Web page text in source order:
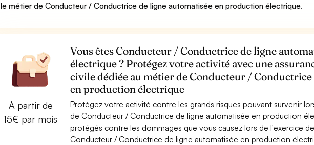
le métier de Conducteur / Conductrice de ligne automatisée en production électrique.
À partir de
15€ par mois
Vous êtes Conducteur / Conductrice de ligne
électrique ? Protégez votre activité avec une
civile dédiée au métier de Conducteur /
en production électrique
Protégez votre activité contre les grands risques pouvant survenir
de Conducteur / Conductrice de ligne automatisée en production
protégés contre les dommages que vous causez lors de l'exercice
Conducteur / Conductrice de ligne automatisée en production